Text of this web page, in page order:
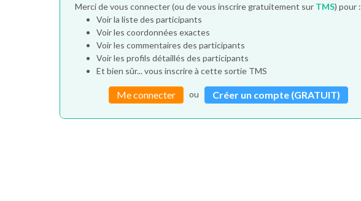
Merci de vous connecter (ou de vous inscrire gratuitement sur TMS) pour :
Voir la liste des participants
Voir les coordonnées exactes
Voir les commentaires des participants
Voir les profils détaillés des participants
Et bien sûr... vous inscrire à cette sortie TMS
Me connecter ou Créer un compte (GRATUIT)